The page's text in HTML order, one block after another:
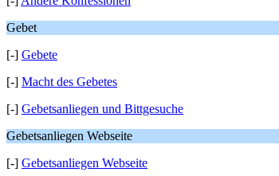
Gebet
[-] Gebete
[-] Macht des Gebetes
[-] Gebetsanliegen und Bittgesuche
Gebetsanliegen Webseite
[-] Gebetsanliegen Webseite